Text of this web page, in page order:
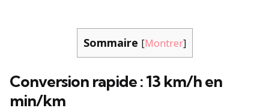
Sommaire [Montrer]
Conversion rapide : 13 km/h en
min/km